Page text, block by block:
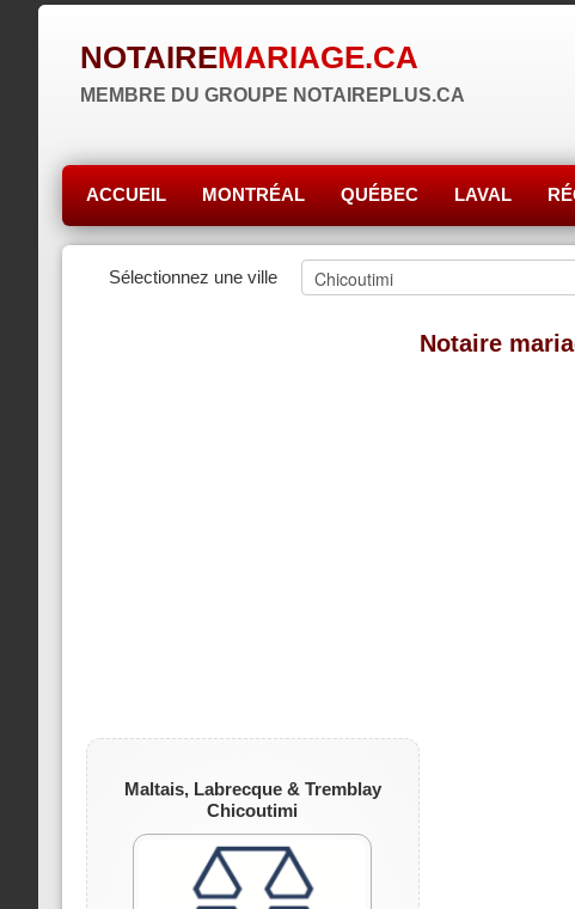
NOTAIREMARIAGE.CA
MEMBRE DU GROUPE NOTAIREPLUS.CA
ACCUEIL MONTRÉAL QUÉBEC LAVAL
Sélectionnez une ville
Notaire
Maltais, Labrecque & Tremblay
Chicoutimi